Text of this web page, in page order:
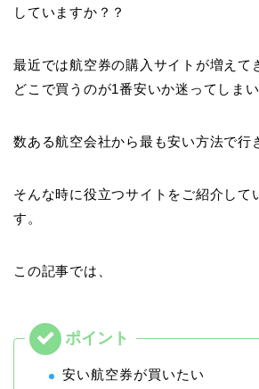
していますか？？
最近では航空券の購入サイトが増えて
どこで買うのが1番安いか迷ってしまい
数ある航空会社から最も安い方法で行
そんな時に役立つサイトをご紹介して
す。
この記事では、
安い航空券が買いたい